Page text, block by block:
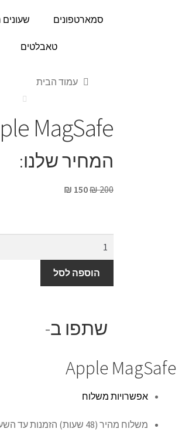
סמארטפונים
טאבלטים
עמוד הבית
MagSafe
המחיר שלנו:
₪200
₪ 150
הוספה לסל
שתפו ב-
Apple MagSafe
אפשרויות משלוח
משלוח מהיר (48 שעות) הזמנות עד השעה 11:00